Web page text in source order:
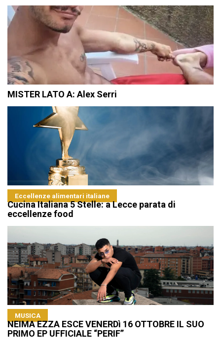
MISTER LATO A: Alex Serri
Eccellenze alimentari italiane
Cucina Italiana 5 Stelle: a Lecce parata di
eccellenze food
MUSICA
NEIMA EZZA ESCE VENERDì 16 OTTOBRE IL SUO
PRIMO EP UFFICIALE “PERIF”